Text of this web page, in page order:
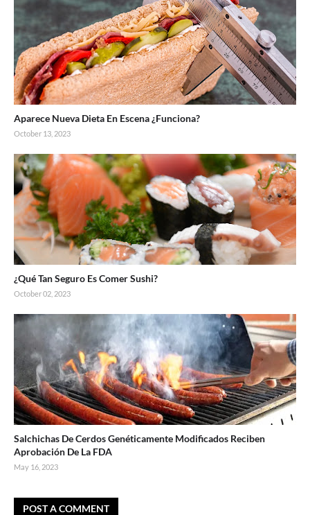
Aparece Nueva Dieta En Escena ¿Funciona?
October 13, 2023
¿Qué Tan Seguro Es Comer Sushi?
October 02, 2023
Salchichas De Cerdos Genéticamente Modificados Reciben
Aprobación De La FDA
May 16, 2023
POST A COMMENT